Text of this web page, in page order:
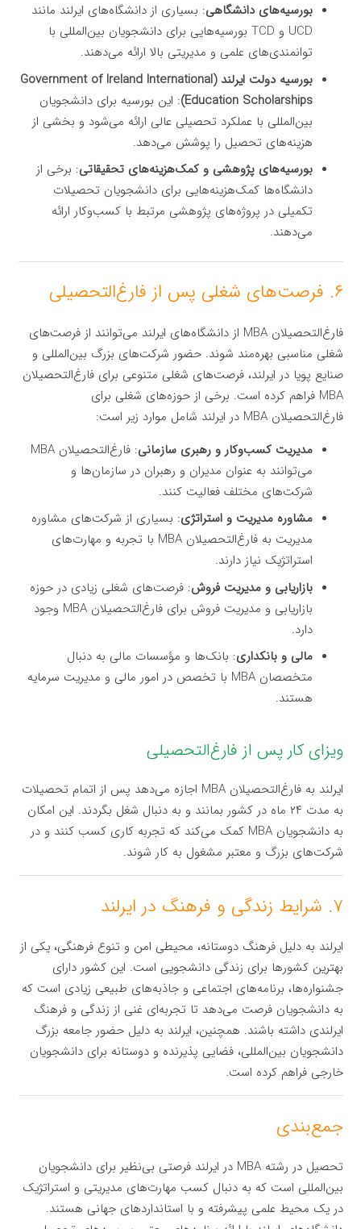
بورسیه‌های دانشگاهی: بسیاری از دانشگاه‌های ایرلند مانند
UCD و TCD بورسیه‌هایی برای دانشجویان بین‌المللی با
توانمندی‌های علمی و مدیریتی بالا ارائه می‌دهند.
بورسیه دولت ایرلند (Government of Ireland International
Education Scholarships) : این بورسیه برای دانشجویان
بین‌المللی با عملکرد تحصیلی عالی ارائه می‌شود و بخشی از
هزینه‌های تحصیل را پوشش می‌دهد.
بورسیه‌های پژوهشی و کمک‌هزینه‌های تحقیقاتی: برخی از
دانشگاه‌ها کمک‌هزینه‌هایی برای دانشجویان تحصیلات
تکمیلی در پروژه‌های پژوهشی مرتبط با کسب‌وکار ارائه
می‌دهند.
۶. فرصت‌های شغلی پس از فارغ‌التحصیلی
فارغ‌التحصیلان MBA از دانشگاه‌های ایرلند می‌توانند از فرصت‌های
شغلی مناسبی بهره‌مند شوند. حضور شرکت‌های بزرگ بین‌المللی و
صنایع پویا در ایرلند، فرصت‌های شغلی متنوعی برای فارغ‌التحصیلان
MBA فراهم کرده است. برخی از حوزه‌های شغلی برای
فارغ‌التحصیلان MBA در ایرلند شامل موارد زیر است:
مدیریت کسب‌وکار و رهبری سازمانی
: فارغ‌التحصیلان MBA
می‌توانند به عنوان مدیران و رهبران در سازمان‌ها و
شرکت‌های مختلف فعالیت کنند.
مشاوره مدیریت و استراتژی: بسیاری از شرکت‌های مشاوره
مدیریت به فارغ‌التحصیلان MBA با تجربه و مهارت‌های
استراتژیک نیاز دارند.
بازاریابی و مدیریت فروش: فرصت‌های شغلی زیادی در حوزه
بازاریابی و مدیریت فروش برای فارغ‌التحصیلان MBA وجود
دارد.
مالی و بانکداری: بانک‌ها و مؤسسات مالی به دنبال
متخصصان MBA با تخصص در امور مالی و مدیریت سرمایه
هستند.
ویزای کار پس از فارغ‌التحصیلی
ایرلند به فارغ‌التحصیلان MBA اجازه می‌دهد پس از اتمام تحصیلات
به مدت ۲۴ ماه در کشور بمانند و به دنبال شغل بگردند. این امکان
به دانشجویان MBA کمک می‌کند که تجربه کاری کسب کنند و در
شرکت‌های بزرگ و معتبر مشغول به کار شوند.
۷. شرایط زندگی و فرهنگ در ایرلند
ایرلند به دلیل فرهنگ دوستانه، محیطی امن و تنوع فرهنگی، یکی از
بهترین کشورها برای زندگی دانشجویی است. این کشور دارای
جشنواره‌ها، برنامه‌های اجتماعی و جاذبه‌های طبیعی زیادی است که
به دانشجویان فرصت می‌دهد تا تجربه‌ای غنی از زندگی و فرهنگ
ایرلندی داشته باشند. همچنین، ایرلند به دلیل حضور جامعه بزرگ
دانشجویان بین‌المللی، فضایی پذیرنده و دوستانه برای دانشجویان
خارجی فراهم کرده است.
جمع‌بندی
تحصیل در رشته MBA در ایرلند فرصتی بی‌نظیر برای دانشجویان
بین‌المللی است که به دنبال کسب مهارت‌های مدیریتی و استراتژیک
در یک محیط علمی پیشرفته و با استانداردهای جهانی هستند.